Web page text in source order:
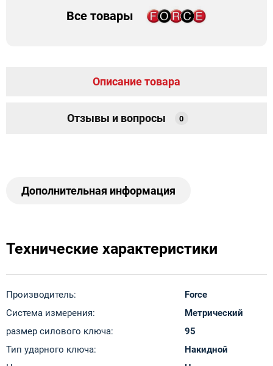
Все товары
Описание товара
Отзывы и вопросы 0
Дополнительная информация
Технические характеристики
Производитель:
Force
Система измерения:
Метрический
размер силового ключа:
95
Тип ударного ключа:
Накидной